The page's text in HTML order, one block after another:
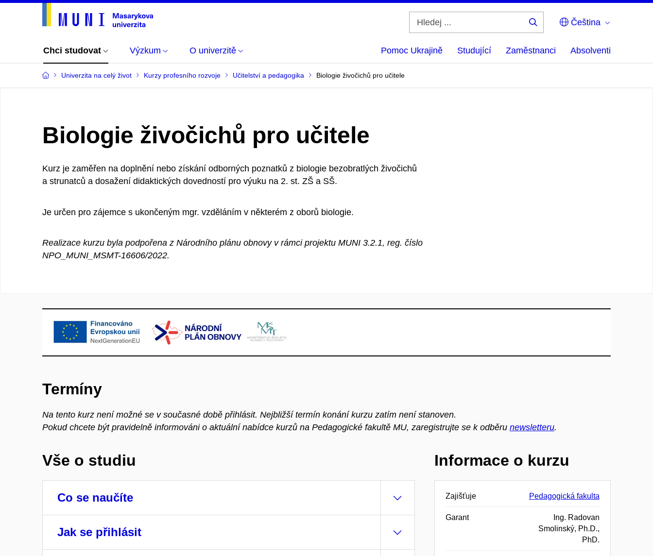
Čeština
Chci studovat Výzkum O univerzitě Pomoc Ukrajině Studující Zaměstnanci Absolventi
Univerzita na celý život Kurzy profesního rozvoje Učitelství a pedagogika Biologie živočichů pro učitele
Biologie živočichů pro učitele
Kurz je zaměřen na doplnění nebo získání odborných poznatků z biologie bezobratlých živočichů
a strunatců a dosažení didaktických dovedností pro výuku na 2. st. ZŠ a SŠ.
Je určen pro zájemce s ukončeným mgr. vzděláním v některém z oborů biologie.
Realizace kurzu byla podpořena z Národního plánu obnovy v rámci projektu MUNI 3.2.1, reg. číslo
NPO_MUNI_MSMT-16606/2022.
Termíny
Na tento kurz není možné se v současné době přihlásit. Nejbližší termín konání kurzu zatím není stanoven.
Pokud chcete být pravidelně informováni o aktuální nabídce kurzů na Pedagogické fakultě MU, zaregistrujte se k odběru newsletteru.
Vše o studiu
Co se naučíte
Jak se přihlásit
Informace o kurzu
Zajišťuje Pedagogická fakulta
Garant
Ing. Radovan
Smolinský, Ph.D.,
PhD.